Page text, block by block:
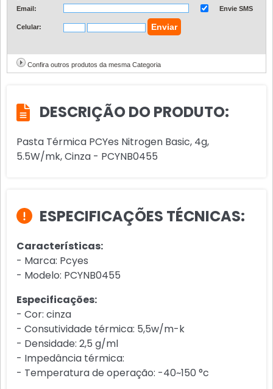
Email:
Envie SMS
Celular:
Confira outros produtos da mesma Categoria
DESCRIÇÃO DO PRODUTO:
Pasta Térmica PCYes Nitrogen Basic, 4g,
5.5W/mk, Cinza - PCYNB0455
ESPECIFICAÇÕES TÉCNICAS:
Características:
- Marca: Pcyes
- Modelo: PCYNB0455
Especificações:
- Cor: cinza
- Consutividade térmica: 5,5w/m-k
- Densidade: 2,5 g/ml
- Impedância térmica:
- Temperatura de operação: -40~150 °c